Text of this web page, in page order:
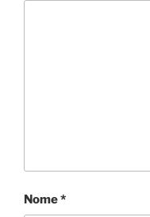
Nome*